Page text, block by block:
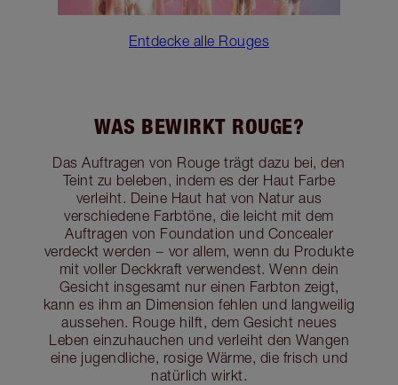
Entdecke alle Rouges
WAS BEWIRKT ROUGE?
Das Auftragen von Rouge trägt dazu bei, den
Teint zu beleben, indem es der Haut Farbe
verleiht. Deine Haut hat von Natur aus
verschiedene Farbtöne, die leicht mit dem
Auftragen von Foundation und Concealer
verdeckt werden − vor allem, wenn du Produkte
mit voller Deckkraft verwendest. Wenn dein
Gesicht insgesamt nur einen Farbton zeigt,
kann es ihm an Dimension fehlen und langweilig
aussehen. Rouge hilft, dem Gesicht neues
Leben einzuhauchen und verleiht den Wangen
eine jugendliche, rosige Wärme, die frisch und
natürlich wirkt.